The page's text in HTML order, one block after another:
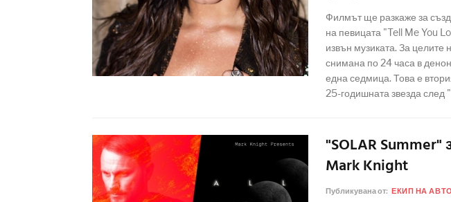
Филмът ще разкаже за
на певицата "Tell Me You
извън музиката. За целите
снимана по 24 часа в
една седмица. Това е
25-годишната звезда след
"SOLAR
Mark Knight
Публикувана от: ЕКИП НА